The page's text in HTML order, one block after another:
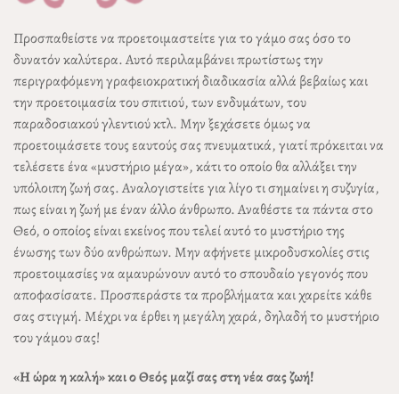
Προσπαθείστε να προετοιμαστείτε για το γάμο σας όσο το
δυνατόν καλύτερα. Αυτό περιλαμβάνει πρωτίστως την
περιγραφόμενη γραφειοκρατική διαδικασία αλλά βεβαίως και
την προετοιμασία του σπιτιού, των ενδυμάτων, του
παραδοσιακού γλεντιού κτλ. Μην ξεχάσετε όμως να
προετοιμάσετε τους εαυτούς σας πνευματικά, γιατί πρόκειται να
τελέσετε ένα «μυστήριο μέγα», κάτι το οποίο θα αλλάξει την
υπόλοιπη ζωή σας. Αναλογιστείτε για λίγο τι σημαίνει η συζυγία,
πως είναι η ζωή με έναν άλλο άνθρωπο. Αναθέστε τα πάντα στο
Θεό, ο οποίος είναι εκείνος που τελεί αυτό το μυστήριο της
ένωσης των δύο ανθρώπων. Μην αφήνετε μικροδυσκολίες στις
προετοιμασίες να αμαυρώνουν αυτό το σπουδαίο γεγονός που
αποφασίσατε. Προσπεράστε τα προβλήματα και χαρείτε κάθε
σας στιγμή. Μέχρι να έρθει η μεγάλη χαρά, δηλαδή το μυστήριο
του γάμου σας!
«Η ώρα η καλή» και ο Θεός μαζί σας στη νέα σας ζωή!